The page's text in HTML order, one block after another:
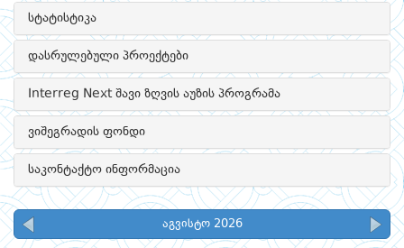
სტატისტიკა
დასრულებული პროექტები
Interreg Next შავი ზღვის აუზის პროგრამა
ვიშეგრადის ფონდი
საკონტაქტო ინფორმაცია
აგვისტო 2026